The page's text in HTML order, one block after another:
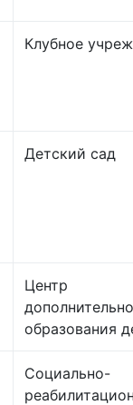
Клубное
Детский сад
Центр
образования
Социально-